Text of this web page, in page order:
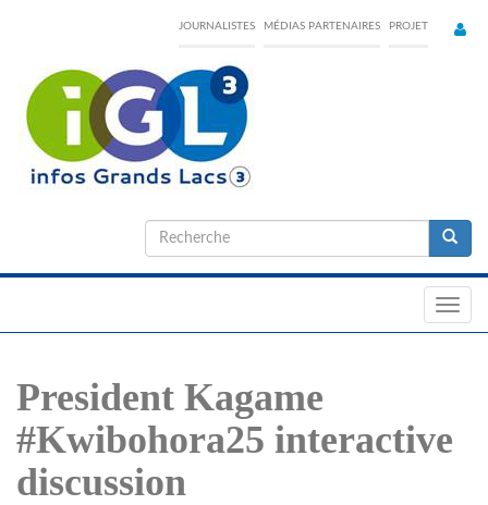
content
JOURNALISTES MÉDIAS PARTENAIRES PROJET
Formulaire
de
President Kagame
#Kwibohora25 interactive
discussion